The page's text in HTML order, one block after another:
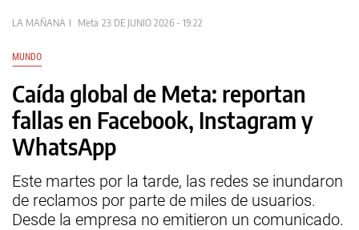
LA MAÑANA Meta 23 DE JUNIO 2026 - 19:22
MUNDO
Caída global de Meta: reportan
fallas en Facebook, Instagram y
WhatsApp
Este martes por la tarde, las redes se inundaron
de reclamos por parte de miles de usuarios.
Desde la empresa no emitieron un comunicado.